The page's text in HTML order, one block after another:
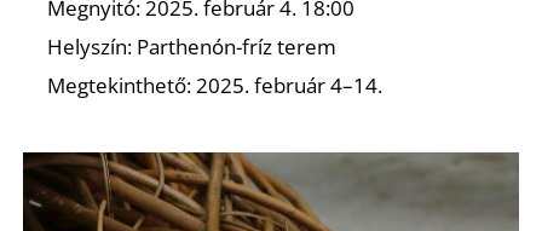
Megnyitó: 2025. február 4. 18:00
Helyszín: Parthenón-fríz terem
Megtekinthető: 2025. február 4–14.